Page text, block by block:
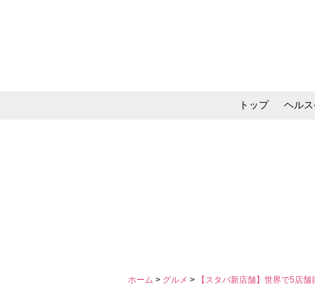
トップ ヘル
ホーム > グルメ > 【スタバ新店舗】世界で5店